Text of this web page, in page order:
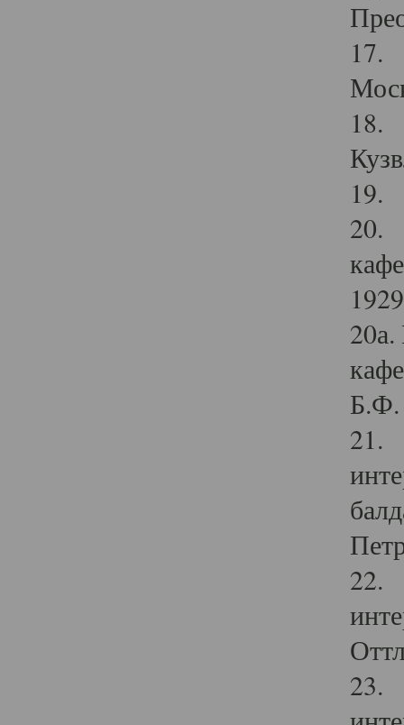
17.
18.
19.
20.
Б.Ф.
21.
22.
23.